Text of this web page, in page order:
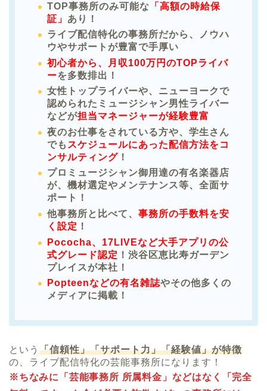
TOP事務所のみ可能な 「高額の時給保
証」 あり！
ライブ配信特化の事務所だから、ノウハ
ウやサポートが豊富で手厚い
初心者から、月収100万円のTOPライバ
ーを多数排出！
女性トップライバーや、ニューヨークで
認められたミュージシャン男性ライバー
などが担当マネージャーが経験豊富
夜のお仕事をされている方や、学生さん
でも スケジュールにあった配信方法をコ
ンサルティング ！
プロミュージシャン御用達の有名楽器店
が、機材選定やメンテナンス等、全面サ
ポート！
他事務所と比べて、 事務所の手数料を安
く設定 ！
Pococha、17LIVEなど大手アプリの公
式グレード認定 ！渋谷区恵比寿ガーデン
プレイスが本社！
Popteenなどの有名雑誌やその他多くの
メディアに掲載！
という 「信頼性」「サポート力」「経験値」が特徴
の、ライブ配信特化の芸能事務所になります！
※ちなみに「芸能事務所 所属料金」などはなく「完全